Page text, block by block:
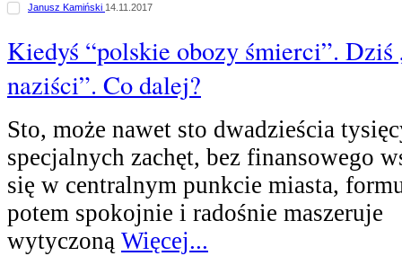
Janusz Kamiński 14.11.2017
Kiedyś “polskie obozy śmierci”. Dziś
naziści”. Co dalej?
Sto, może nawet sto dwadzieścia
specjalnych zachęt, bez finansowego
się w centralnym punkcie miasta,
potem spokojnie i radośnie maszeruje
wytyczoną Więcej...